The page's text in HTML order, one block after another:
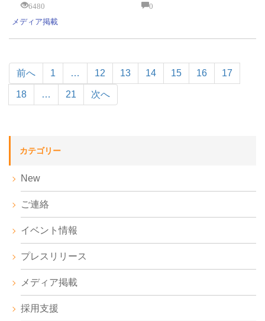
6480
0
メディア掲載
前へ 1 … 12 13 14 15 16 17
18 … 21 次へ
カテゴリー
New
ご連絡
イベント情報
プレスリリース
メディア掲載
採用支援